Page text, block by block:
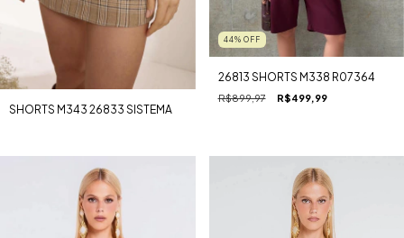
SHORTS M343 26833 SISTEMA
44% OFF
26813 SHORTS M338 R07364
R$899,97 R$499,99